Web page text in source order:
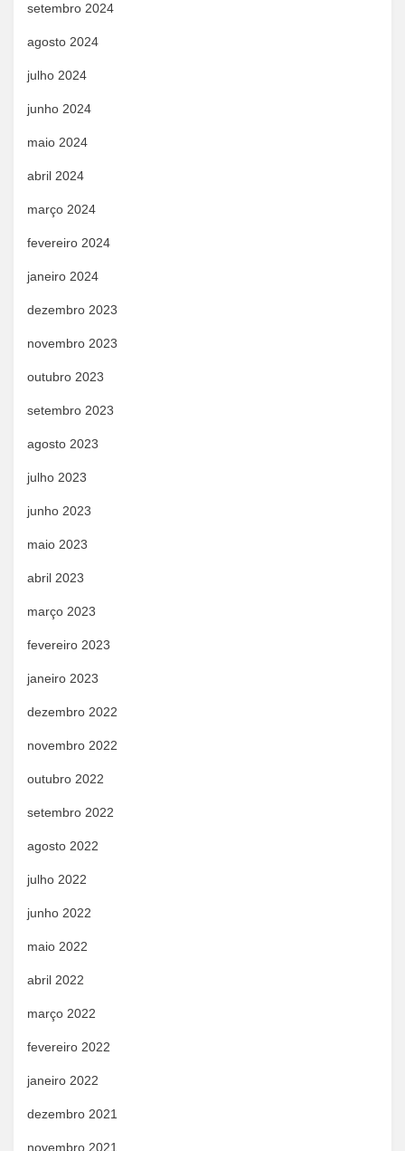
setembro 2024
agosto 2024
julho 2024
junho 2024
maio 2024
abril 2024
março 2024
fevereiro 2024
janeiro 2024
dezembro 2023
novembro 2023
outubro 2023
setembro 2023
agosto 2023
julho 2023
junho 2023
maio 2023
abril 2023
março 2023
fevereiro 2023
janeiro 2023
dezembro 2022
novembro 2022
outubro 2022
setembro 2022
agosto 2022
julho 2022
junho 2022
maio 2022
abril 2022
março 2022
fevereiro 2022
janeiro 2022
dezembro 2021
novembro 2021